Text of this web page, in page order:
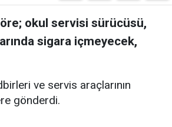
okul servisi sürücüsü,
sigara içmeyecek,
ve servis araçlarının
gönderdi.